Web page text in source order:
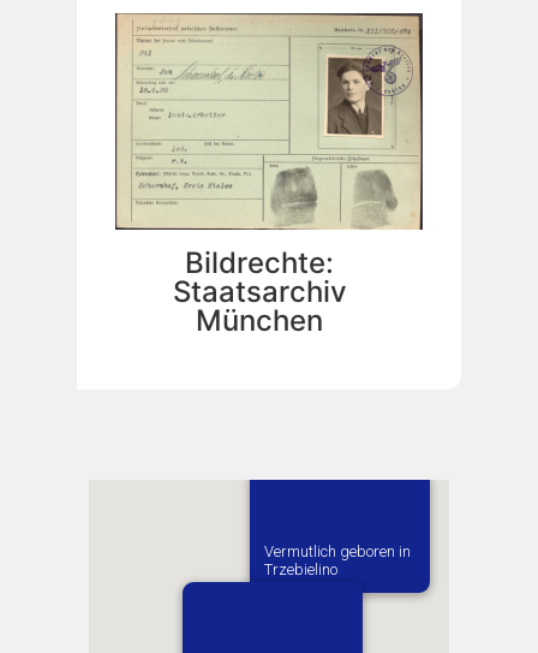
Bildrechte:
Staatsarchiv
München
Vermutlich geboren in
Trzebielino